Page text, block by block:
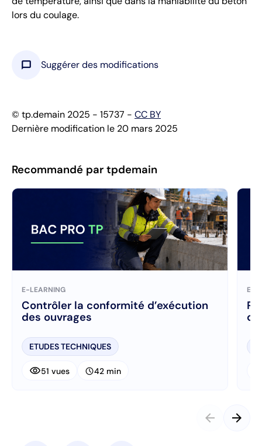
lors du coulage.
chat_bubble Suggérer des modifications
© tp.demain 2025 - 15737 - CC BY
Dernière modification le 20 mars 2025
Recommandé par tpdemain
E-LEARNING
Contrôler la conformité d’exécution
des ouvrages
ETUDES TECHNIQUES
visibility51 vues schedule42 min
E-
arrow_back arrow_forward